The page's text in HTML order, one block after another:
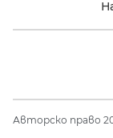
Авторско право